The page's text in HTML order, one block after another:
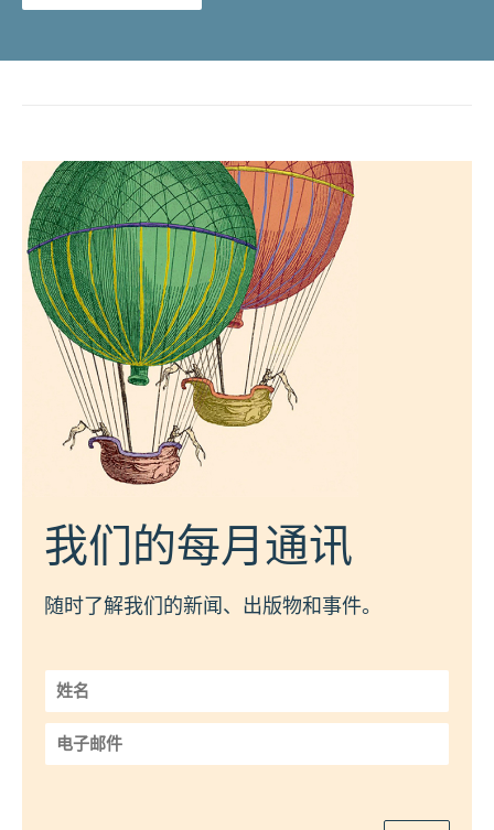
我们的每月通讯
随时了解我们的新闻、出版物和事件。
姓
名
*电
子